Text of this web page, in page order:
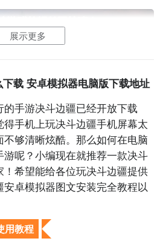
片，可能大家对决斗边疆有大
戏要怎么样才能抢先体验到
客户端已经开通了测试提醒
索“决斗边疆”，点击右边的
展示更多
载 安卓模拟器电脑版下载地址
手游决斗边疆已经开放下载
手机上玩决斗边疆手机屏幕太
够清晰炫酷。那么如何在电脑
呢？小编现在就推荐一款决斗
希望能给各位玩决斗边疆提供
卓模拟器图文安装完全教程以
用教程